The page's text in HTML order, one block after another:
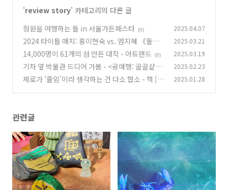
'review story' 카테고리의 다른 글
정원을 여행하는 돌 in 서울가든페스타 (0) 2025.04.07
2024 타이틀 매치: 홍이현숙 vs. 염지혜 《돌과
밤》 (0)
2025.03.21
14,000명이 61개의 섬 만든 대작 - 아트랜드 (0) 2025.03.19
기차 옆 박물관 드디어 가봄 - <공예행: 골골샅샅,
면면촌촌>
(0)
2025.02.23
제로가 '줄임'이라 생각하는 건 다소 협소 - 책 [제
2025.01.28
관련글